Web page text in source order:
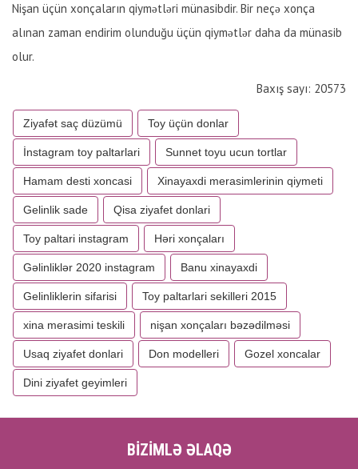
Nişan üçün xonçaların qiymətləri münasibdir. Bir neçə xonça
alınan zaman endirim olunduğu üçün qiymətlər daha da münasib
olur.
Baxış sayı: 20573
Ziyafət saç düzümü Toy üçün donlar
İnstagram toy paltarlari Sunnet toyu ucun tortlar
Hamam desti xoncasi Xinayaxdi merasimlerinin qiymeti
Gelinlik sade Qisa ziyafet donlari
Toy paltari instagram Həri xonçaları
Gəlinliklər 2020 instagram Banu xinayaxdi
Gelinliklerin sifarisi Toy paltarlari sekilleri 2015
xina merasimi teskili nişan xonçaları bəzədilməsi
Usaq ziyafet donlari Don modelleri Gozel xoncalar
Dini ziyafet geyimleri
BİZİMLƏ ƏLAQƏ